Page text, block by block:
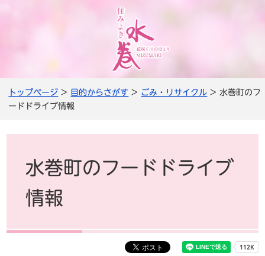
トップページ > 目的からさがす > ごみ・リサイクル > 水巻町のフ
ードドライブ情報
水巻町のフードドライブ
情報